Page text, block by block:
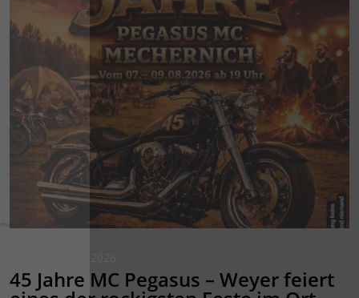
#weyer_eifel
45 Jahre MC Pegasus – Weyer feiert